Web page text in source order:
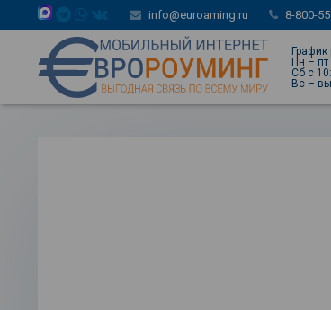
info@euroaming.ru 8-800-
График
Пн –
Сб с
Вс –